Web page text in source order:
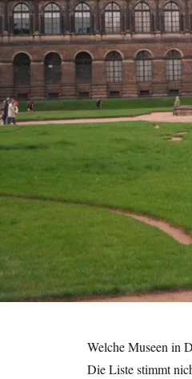
Welche Museen in
Die Liste stimmt